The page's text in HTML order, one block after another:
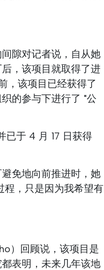
隙对记者说，自从她
，该项目就取得了进
，该项目已经获得了
的参与下进行了 "公
已于 4 月 17 日获得
免地向前推进时，她
程，只是因为我希望有
）回顾说，该项目是
表明，未来几年该地